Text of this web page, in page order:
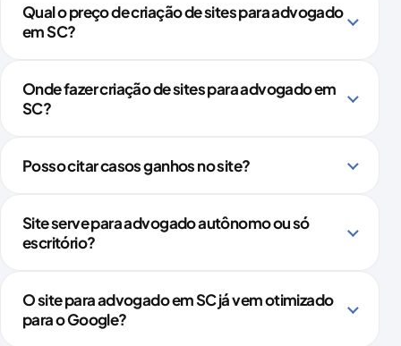
Qual o preço de criação de sites para advogado
em SC?
Onde fazer criação de sites para advogado em
SC?
Posso citar casos ganhos no site?
Site serve para advogado autônomo ou só
escritório?
O site para advogado em SC já vem otimizado
para o Google?